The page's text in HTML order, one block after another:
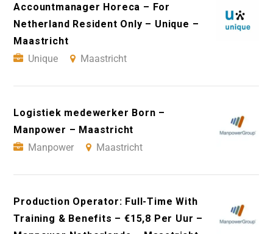
Accountmanager Horeca – For
Netherland Resident Only – Unique –
Maastricht
Unique
Maastricht
Logistiek medewerker Born –
Manpower – Maastricht
Manpower
Maastricht
Production Operator: Full-Time With
Training & Benefits – €15,8 Per Uur –